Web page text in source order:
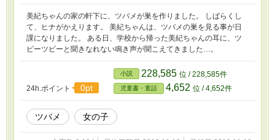
美紀ちゃんの家の軒下に、ツバメが巣を作りました。 しばらくし
て、ヒナがかえります。 美紀ちゃんは、ツバメの巣を見る事が日
課になりました。 ある日、学校から帰った美紀ちゃんの耳に、ツ
ピーツピーと聞きなれない鳴き声が聞こえてきました…。
24h.ポイント 0pt
小説 228,585 位 / 228,585件
児童書・童話 4,652 位 / 4,652件
ツバメ 女の子